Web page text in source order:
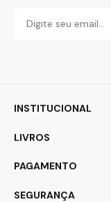
INSTITUCIONAL
LIVROS
PAGAMENTO
SEGURANÇA